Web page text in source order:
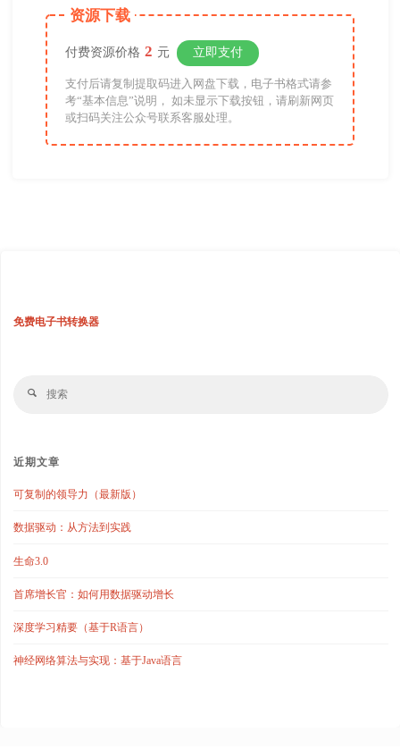
资源下载
付费资源价格 2 元 立即支付
支付后请复制提取码进入网盘下载，电子书格式请参
考“基本信息”说明， 如未显示下载按钮，请刷新网页
或扫码关注公众号联系客服处理。
免费电子书转换器
搜
近期文章
可复制的领导力（最新版）
数据驱动：从方法到实践
生命3.0
首席增长官：如何用数据驱动增长
深度学习精要（基于R语言）
神经网络算法与实现：基于Java语言